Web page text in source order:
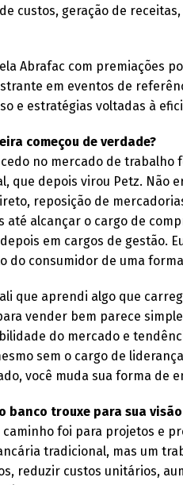
custos, geração de
Abrafac com premiações
em eventos de
e estratégias voltadas à
começou de verdade?
no mercado de trabalho
que depois virou Petz. Não
reposição de
até alcançar o cargo de
em cargos de gestão.
do consumidor de uma
que aprendi algo que
vender bem parece
do mercado e
sem o cargo de
você muda sua forma de
banco trouxe para sua
caminho foi para projetos e
tradicional, mas um
reduzir custos unitários,